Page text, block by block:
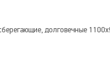
долговечные